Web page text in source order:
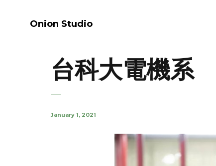
Onion Studio
台科大電機系
January 1, 2021